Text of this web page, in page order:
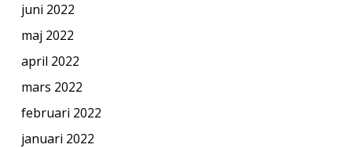
juni 2022
maj 2022
april 2022
mars 2022
februari 2022
januari 2022